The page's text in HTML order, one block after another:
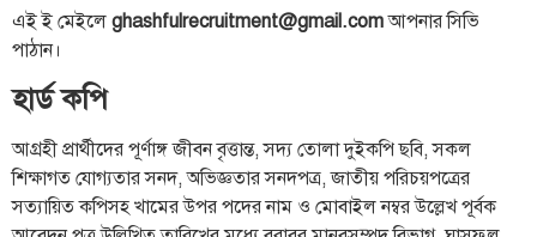
এই ই মেইলে ghashfulrecruitment@gmail.comআপনার সিভি
পাঠান।
হার্ড কপি
আগ্রহী প্রার্থীদের পূর্ণাঙ্গ জীবন বৃত্তান্ত, সদ্য তোলা দুইকপি ছবি, সকল
শিক্ষাগত যোগ্যতার সনদ, অভিজ্ঞতার সনদপত্র, জাতীয় পরিচয়পত্রের
সত্যায়িত কপিসহ খামের উপর পদের নাম ও মোবাইল নম্বর উল্লেখ পূর্বক